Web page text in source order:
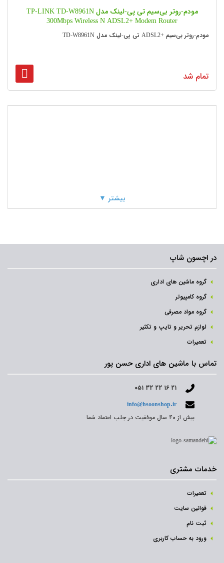
مودم-روتر بی‌سیم تی پی-لینک مدل TP-LINK TD-W8961N
300Mbps Wireless N ADSL2+ Modem Router
مودم-روتر بی‌سیم +ADSL2 تی پی-لینک مدل TD-W8961N
تمام شد
بیشتر ▼
در اچسون شاپ
گروه ماشین های اداری
گروه کامپیوتر
گروه مواد مصرفی
لوازم تحریر و تایپ و تکثیر
تعمیرات
تماس با ماشین های اداری حسن پور
۰۵۱ ۳۲ ۲۲ ۱۶ ۲۱
info@hsoonshop.ir
بیش از ۴۰ سال موفقیت در جلب اعتماد شما
خدمات مشتری
تعمیرات
قوانین سایت
ثبت نام‌
ورود به حساب کاربری